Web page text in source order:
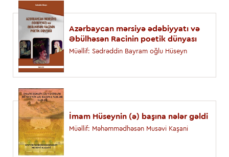
Azərbaycan mərsiyə ədəbiyyatı və
Əbülhəsən Racinin poetik dünyası
Müəllif: Sədrəddin Bayram oğlu Hüseyn
İmam Hüseynin (ə) başına nələr gəldi
Müəllif: Məhəmmədhəsən Musəvi Kaşani